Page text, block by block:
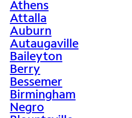
Athens
Attalla
Auburn
Autaugaville
Baileyton
Berry
Bessemer
Birmingham
Negro